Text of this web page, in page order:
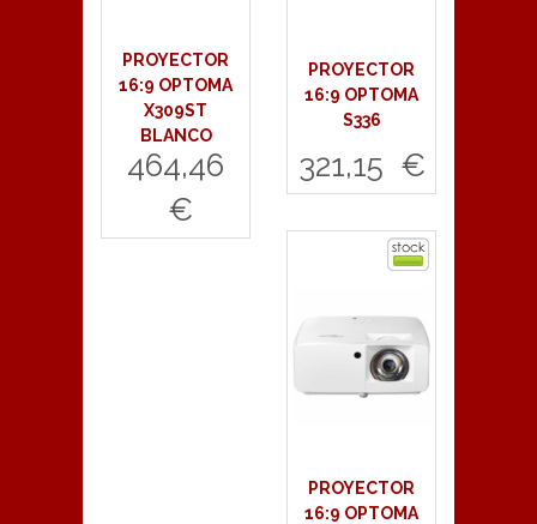
PROYECTOR
16:9 OPTOMA
X309ST
BLANCO
464,46
€
PROYECTOR
16:9 OPTOMA
S336
321,15 €
Comprar
PROYECTOR
16:9 OPTOMA